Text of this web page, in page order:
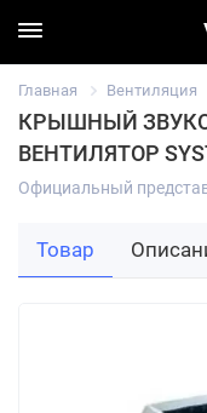
Главная Вентиляция
КРЫШНЫЙ
ВЕНТИЛЯТОР
Официальный
Товар